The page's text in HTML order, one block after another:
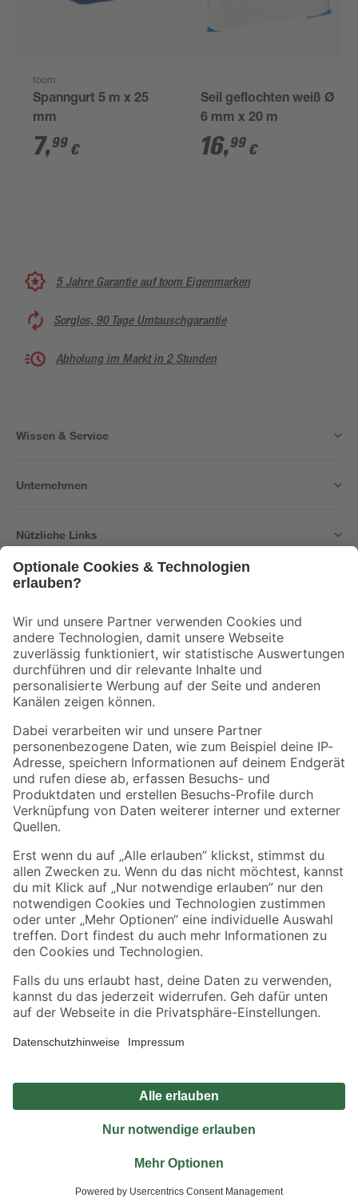
toom
Spanngurt 5 m x 25
mm
7,99 €
Seil geflochten weiß Ø
6 mm x 20 m
16,99 €
5 Jahre Garantie auf toom Eigenmarken
Sorglos, 90 Tage Umtauschgarantie
Abholung im Markt in 2 Stunden
Wissen & Service
Unternehmen
Nützliche Links
Der toom Newsletter: Keine Angebote und Aktionen mehr verpassen!
Zur Newsletter Anmeldung
Folge uns
Zahlungsarten Versandarten
Sicher einkaufen
Jetzt die toom-App herunterladen
Alle Preisangaben in EUR inkl. gesetzl. MwSt.. Die dargestellten Angebote sind unter
Umständen nicht in allen Märkten verfügbar. Die angegebenen Verfügbarkeiten beziehen
Produkte nur solange der Vorrat reicht.
*Paketversand ab 59 € versandkostenfrei, gilt nicht für Artikel mit Speditionsversand, hier
Privatsphäre Impressum
Nutzungsbedingungen
Widerrufsrecht
Vertrag widerrufen
© 2026 toom Baumarkt GmbH